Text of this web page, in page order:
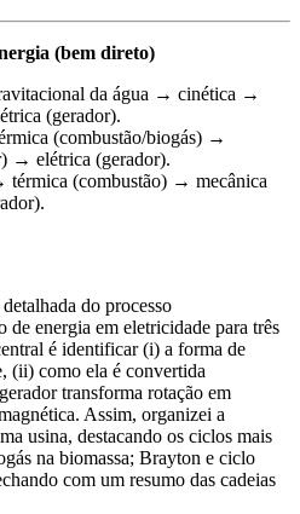
(bem direto)
da água → cinética →
(gerador).
(combustão/biogás) →
→ elétrica (gerador).
térmica (combustão) → mecânica
do processo
energia em eletricidade para três
é identificar (i) a forma de
(ii) como ela é convertida
transforma rotação em
Assim, organizei a
usina, destacando os ciclos mais
na biomassa; Brayton e ciclo
com um resumo das cadeias